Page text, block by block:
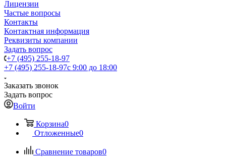
Лицензии
Частые вопросы
Контакты
Контактная информация
Реквизиты компании
Задать вопрос
+7 (495) 255-18-97
+7 (495) 255-18-97с 9:00 до 18:00
Заказать звонок
Задать вопрос
Войти
Корзина0
Отложенные0
Сравнение товаров0